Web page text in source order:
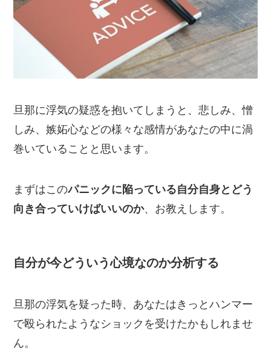
旦那に浮気の疑惑を抱いてしまうと、悲しみ、憎
しみ、嫉妬心などの様々な感情があなたの中に渦
巻いていることと思います。
まずはこのパニックに陥っている自分自身とどう
向き合っていけばいいのか、お教えします。
自分が今どういう心境なのか分析する
旦那の浮気を疑った時、あなたはきっとハンマー
で殴られたようなショックを受けたかもしれませ
ん。